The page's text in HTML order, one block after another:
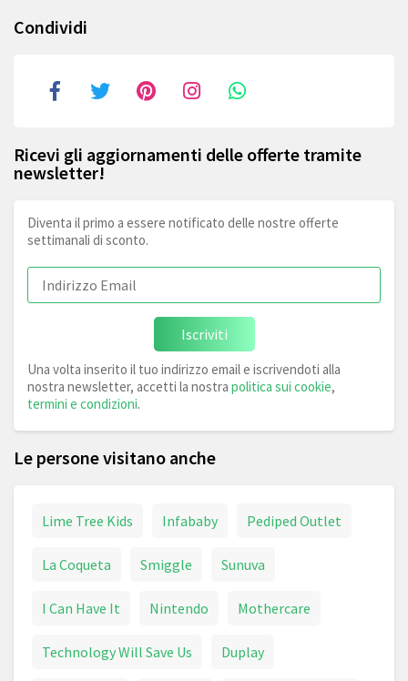
Condividi
Ricevi gli aggiornamenti delle offerte tramite
newsletter!
Diventa il primo a essere notificato delle nostre offerte
settimanali di sconto.
Iscriviti
Una volta inserito il tuo indirizzo email e iscrivendoti alla
nostra newsletter, accetti la nostra politica sui cookie,
termini e condizioni.
Le persone visitano anche
Lime Tree Kids Infababy Pediped Outlet
La Coqueta Smiggle Sunuva
I Can Have It Nintendo Mothercare
Technology Will Save Us Duplay